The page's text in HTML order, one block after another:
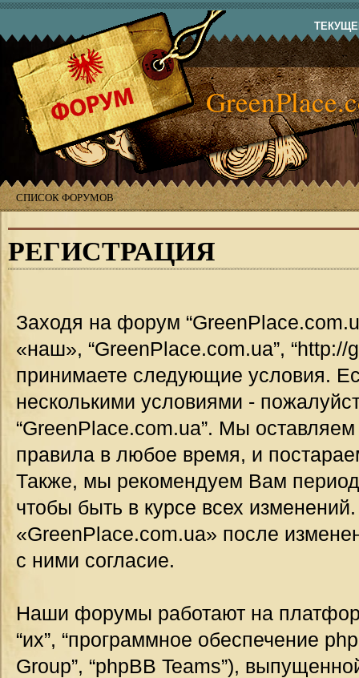
СПИСОК ФОРУМОВ
РЕГИСТРАЦИЯ
Заходя на форум
«наш», “GreenPlace.com.ua”,
принимаете следующие условия.
несколькими условиями -
“GreenPlace.com.ua”. Мы
правила в любое время, и
Также, мы рекомендуем Вам
чтобы быть в курсе всех
«GreenPlace.com.ua» после
с ними согласие.
Наши форумы работают на
“их”, “программное обеспечение
Group”, “phpBB Teams”),